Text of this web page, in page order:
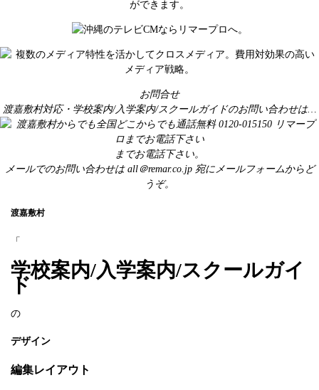
お問合せ
渡嘉敷村対応・学校案内/入学案内/スクールガイドのお問い合わせは…
までお電話下さい。
メールでのお問い合わせは all＠remar.co.jp 宛にメールフォームからど
うぞ。
渡嘉敷村
「
学校案内/入学案内/スクールガイ
ド
の
デザイン
編集レイアウト